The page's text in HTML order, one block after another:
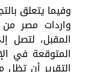
وفيما يتعلق
المقبل، لتصل
المتوقعة في